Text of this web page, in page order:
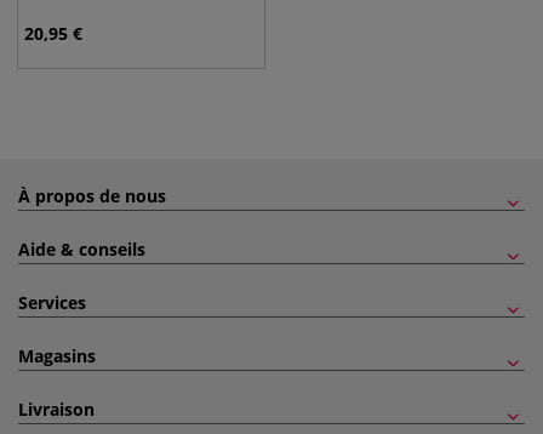
20,95 €
À propos de nous
Aide & conseils
Services
Magasins
Livraison